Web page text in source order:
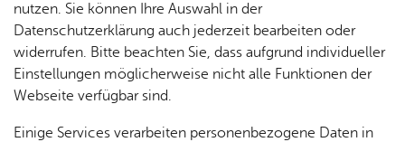
nutzen. Sie können Ihre Auswahl in der
Datenschutzerklärung auch jederzeit bearbeiten oder
widerrufen. Bitte beachten Sie, dass aufgrund individueller
Einstellungen möglicherweise nicht alle Funktionen der
Webseite verfügbar sind.
Einige Services verarbeiten personenbezogene Daten in